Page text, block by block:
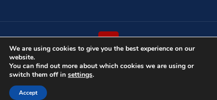
(cc) 2022 พิพิธภัณฑ์บัว มหาวิทยาลัยเทคโนโลยีราชมงคลธัญบุรี
We are using cookies to give you the best experience on our
website.
You can find out more about which cookies we are using or
switch them off in settings.
Accept